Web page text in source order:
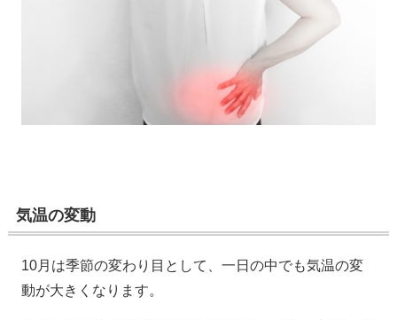
気温の変動
10月は季節の変わり目として、一日の中でも気温の変
動が大きくなります。